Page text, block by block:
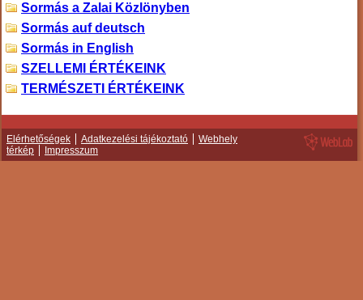
Sormás a Zalai Közlönyben
Sormás auf deutsch
Sormás in English
SZELLEMI ÉRTÉKEINK
TERMÉSZETI ÉRTÉKEINK
Elérhetőségek Adatkezelési tájékoztató
Webhely
térkép
Impresszum